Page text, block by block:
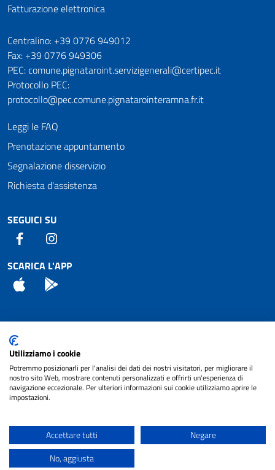
Fatturazione elettronica
Numeri utili
Centralino: +39 0776 949012
Fax: +39 0776 949306
PEC: comune.pignataroint.servizigenerali@certipec.it
Protocollo PEC:
protocollo@pec.comune.pignatarointeramna.fr.it
Leggi le FAQ
Prenotazione appuntamento
Segnalazione disservizio
Richiesta d'assistenza
SEGUICI SU
Facebook
SCARICA L'APP
App Store
Attuazione Misure PNRR
Piano di miglioramento del sito
Note legali
Accessibilità
cura diNET SMART
Utilizziamo i cookie
Potremmo posizionarli per l'analisi dei dati dei nostri visitatori, per migliorare il
nostro sito Web, mostrare contenuti personalizzati e offrirti un'esperienza di
navigazione eccezionale. Per ulteriori informazioni sui cookie utilizziamo aprire le
impostazioni.
Accettare tutti
Negare
No, aggiusta